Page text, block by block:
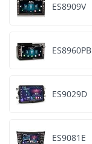
ES8909V
ES8960PB
ES9029D
ES9081E